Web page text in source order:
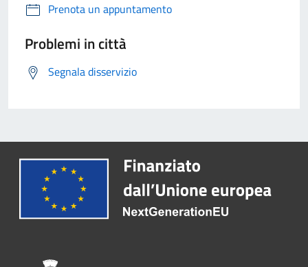
Prenota un appuntamento
Problemi in città
Segnala disservizio